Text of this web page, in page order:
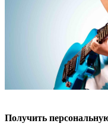
Получить